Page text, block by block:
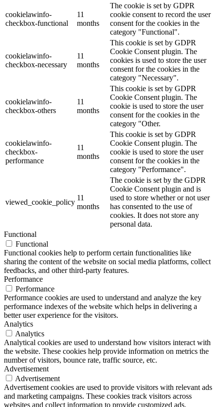
cookielawinfo-
checkbox-functional
11
months
The cookie is set by GDPR
cookie consent to record the user
consent for the cookies in the
category "Functional".
cookielawinfo-
checkbox-necessary
11
months
This cookie is set by GDPR
Cookie Consent plugin. The
cookies is used to store the user
consent for the cookies in the
category "Necessary".
cookielawinfo-
checkbox-others
11
months
This cookie is set by GDPR
Cookie Consent plugin. The
cookie is used to store the user
consent for the cookies in the
category "Other.
cookielawinfo-
checkbox-
performance
11
months
This cookie is set by GDPR
Cookie Consent plugin. The
cookie is used to store the user
consent for the cookies in the
category "Performance".
viewed_cookie_policy
11
months
The cookie is set by the GDPR
Cookie Consent plugin and is
used to store whether or not user
has consented to the use of
cookies. It does not store any
personal data.
Functional
Functional
Functional cookies help to perform certain functionalities like
sharing the content of the website on social media platforms, collect
feedbacks, and other third-party features.
Performance
Performance
Performance cookies are used to understand and analyze the key
performance indexes of the website which helps in delivering a
better user experience for the visitors.
Analytics
Analytics
Analytical cookies are used to understand how visitors interact with
the website. These cookies help provide information on metrics the
number of visitors, bounce rate, traffic source, etc.
Advertisement
Advertisement
Advertisement cookies are used to provide visitors with relevant ads
and marketing campaigns. These cookies track visitors across
websites and collect information to provide customized ads.